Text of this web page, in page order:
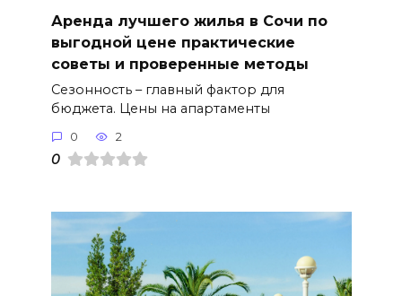
Аренда лучшего жилья в Сочи по
выгодной цене практические
советы и проверенные методы
Сезонность – главный фактор для
бюджета. Цены на апартаменты
0 2
0